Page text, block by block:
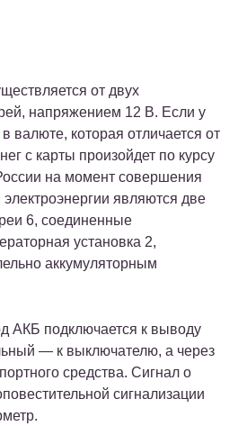
от двух
напряжением 12 В. Если у
валюте, которая отличается от
с карты произойдет по курсу
на момент совершения
являются две
6, соединенные
установка 2,
аккумуляторным
АКБ подключается к выводу
— к выключателю, а через
средства. Сигнал о
сигнализации